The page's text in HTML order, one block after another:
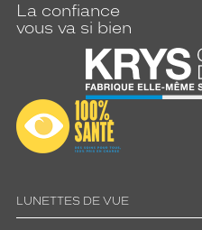
La confiance
vous va si bien
LUNETTES DE VUE